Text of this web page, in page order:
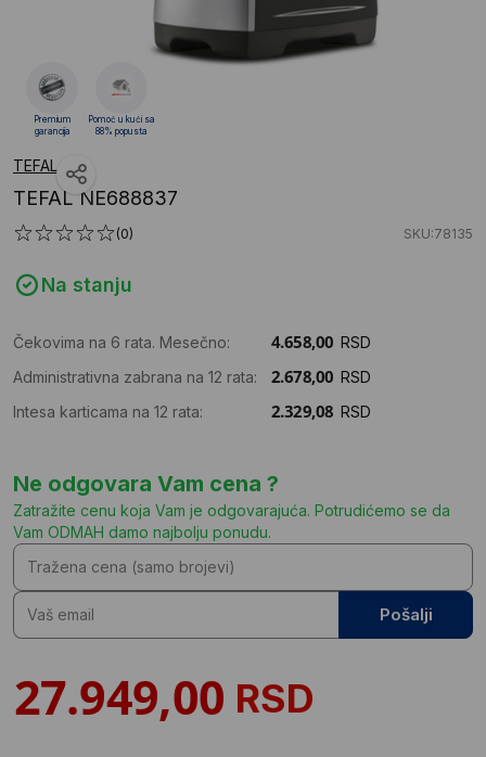
TEFAL
TEFAL NE688837
(0) SKU:78135
Na stanju
Čekovima na 6 rata. Mesečno:
RSD
Administrativna zabrana na 12 rata:
RSD
Intesa karticama na 12 rata:
RSD
Ne odgovara Vam cena ?
Zatražite cenu koja Vam je odgovarajuća. Potrudićemo se da
Vam ODMAH damo najbolju ponudu.
Pošalji
RSD
Premium
garancija
Pomoć u kući sa
88% popusta